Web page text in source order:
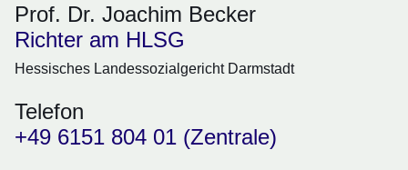
Prof. Dr. Joachim Becker
Richter am HLSG
Hessisches Landessozialgericht Darmstadt
Telefon
+49 6151 804 01 (Zentrale)